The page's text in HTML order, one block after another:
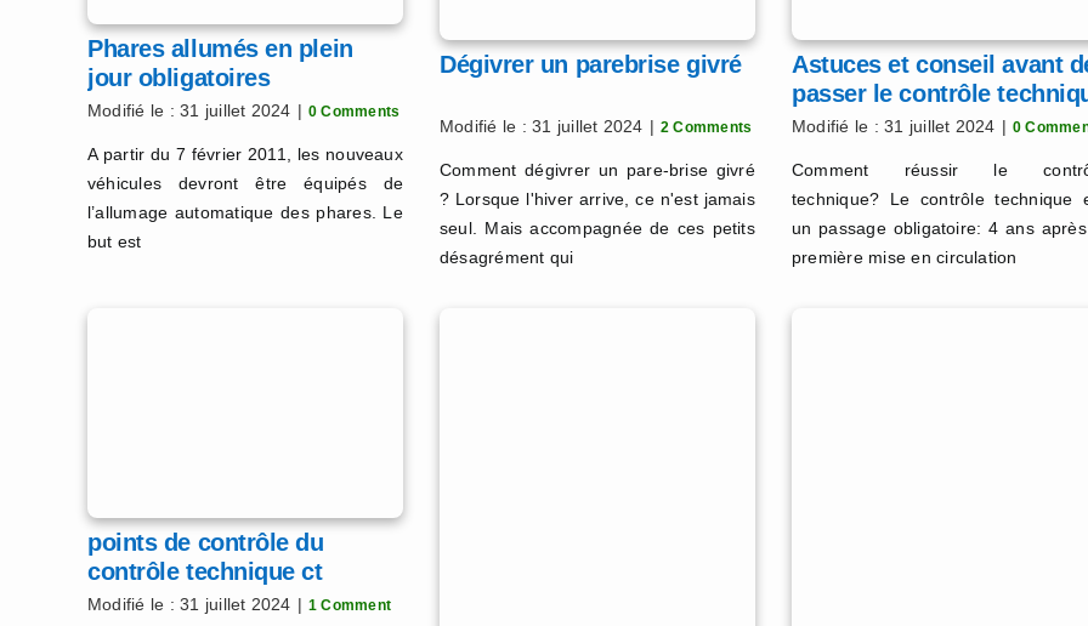
Phares allumés en plein
jour obligatoires
Modifié le : 31 juillet 2024 | 0 Comments
A partir du 7 février 2011, les nouveaux
véhicules devront être équipés de
l’allumage automatique des phares. Le
but est
Dégivrer un parebrise givré
Modifié le : 31 juillet 2024 | 2 Comments
Comment dégivrer un pare-brise givré
? Lorsque l'hiver arrive, ce n'est jamais
seul. Mais accompagnée de ces petits
désagrément qui
Astuces et conseil avant
passer le contrôle
ct
Modifié le : 31 juillet 2024 | 0
Comment réussir le
technique? Le contrôle technique
un passage obligatoire: 4 ans
première mise en circulation
points de contrôle du
contrôle technique ct
Modifié le : 31 juillet 2024 | 1 Comment